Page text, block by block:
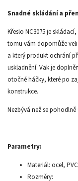
Snadné skládání a
Křeslo NC3075 je
tomu vám dopomůže
a který produkt ochrání
uskladnění. Vak je
otočné háčky, které po
konstrukce.
Nezbývá než se
Parametry:
Materiál: ocel,
Rozměry: